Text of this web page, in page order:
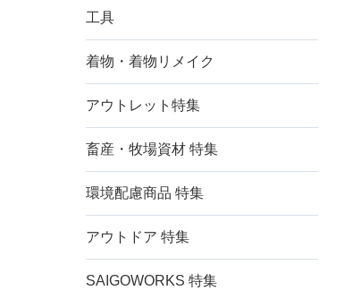
工具
着物・着物リメイク
アウトレット特集
畜産・牧場資材 特集
環境配慮商品 特集
アウトドア 特集
SAIGOWORKS 特集